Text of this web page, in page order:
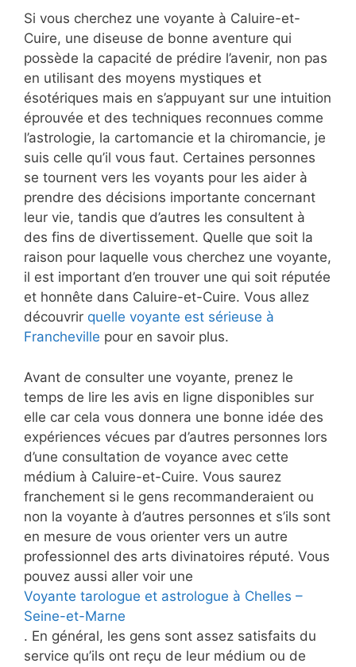
Si vous cherchez une voyante à Caluire-et-
Cuire, une diseuse de bonne aventure qui
possède la capacité de prédire l’avenir, non pas
en utilisant des moyens mystiques et
ésotériques mais en s’appuyant sur une intuition
éprouvée et des techniques reconnues comme
l’astrologie, la cartomancie et la chiromancie, je
suis celle qu’il vous faut. Certaines personnes
se tournent vers les voyants pour les aider à
prendre des décisions importante concernant
leur vie, tandis que d’autres les consultent à
des fins de divertissement. Quelle que soit la
raison pour laquelle vous cherchez une voyante,
il est important d’en trouver une qui soit réputée
et honnête dans Caluire-et-Cuire. Vous allez
découvrir quelle voyante est sérieuse à
Francheville pour en savoir plus.
Avant de consulter une voyante, prenez le
temps de lire les avis en ligne disponibles sur
elle car cela vous donnera une bonne idée des
expériences vécues par d’autres personnes lors
d’une consultation de voyance avec cette
médium à Caluire-et-Cuire. Vous saurez
franchement si le gens recommanderaient ou
non la voyante à d’autres personnes et s’ils sont
en mesure de vous orienter vers un autre
professionnel des arts divinatoires réputé. Vous
pouvez aussi aller voir une
Voyante tarologue et astrologue à Chelles –
Seine-et-Marne
. En général, les gens sont assez satisfaits du
service qu’ils ont reçu de leur médium ou de